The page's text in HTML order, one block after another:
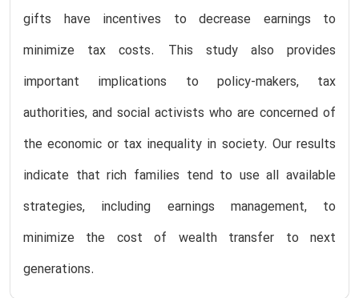
gifts have incentives to decrease earnings to
minimize tax costs. This study also provides
important implications to policy-makers, tax
authorities, and social activists who are concerned of
the economic or tax inequality in society. Our results
indicate that rich families tend to use all available
strategies, including earnings management, to
minimize the cost of wealth transfer to next
generations.